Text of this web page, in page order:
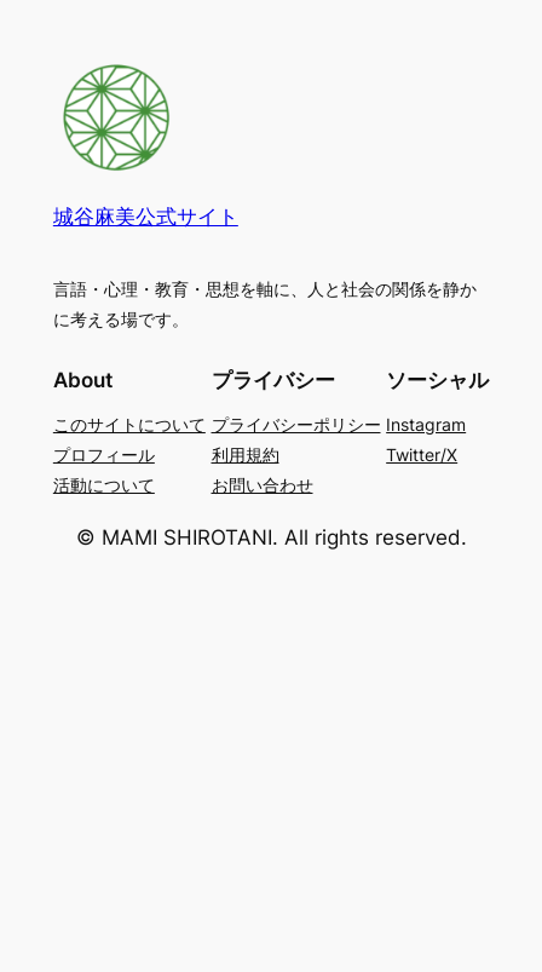
城谷麻美公式サイト
言語・心理・教育・思想を軸に、人と社会の関係を静か
に考える場です。
About
このサイトについて
プロフィール
活動について
プライバシー
プライバシーポリシー
利用規約
お問い合わせ
ソーシャル
Instagram
Twitter/X
© MAMI SHIROTANI. All rights reserved.